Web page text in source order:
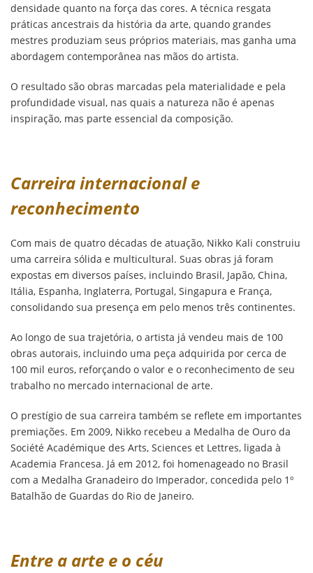
densidade quanto na força das cores. A técnica resgata
práticas ancestrais da história da arte, quando grandes
mestres produziam seus próprios materiais, mas ganha uma
abordagem contemporânea nas mãos do artista.
O resultado são obras marcadas pela materialidade e pela
profundidade visual, nas quais a natureza não é apenas
inspiração, mas parte essencial da composição.
Carreira internacional e
reconhecimento
Com mais de quatro décadas de atuação, Nikko Kali construiu
uma carreira sólida e multicultural. Suas obras já foram
expostas em diversos países, incluindo Brasil, Japão, China,
Itália, Espanha, Inglaterra, Portugal, Singapura e França,
consolidando sua presença em pelo menos três continentes.
Ao longo de sua trajetória, o artista já vendeu mais de 100
obras autorais, incluindo uma peça adquirida por cerca de
100 mil euros, reforçando o valor e o reconhecimento de seu
trabalho no mercado internacional de arte.
O prestígio de sua carreira também se reflete em importantes
premiações. Em 2009, Nikko recebeu a Medalha de Ouro da
Société Académique des Arts, Sciences et Lettres, ligada à
Academia Francesa. Já em 2012, foi homenageado no Brasil
com a Medalha Granadeiro do Imperador, concedida pelo 1º
Batalhão de Guardas do Rio de Janeiro.
Entre a arte e o céu